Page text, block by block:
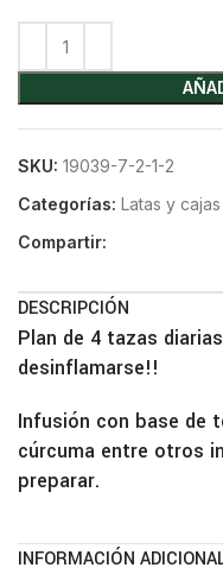
SKU: 19039-7-2-1-2
Categorías: Latas y
Compartir:
DESCRIPCIÓN
Plan de 4 tazas
desinflamarse!!
Infusión con base de
cúrcuma entre otros
preparar.
INFORMACIÓN